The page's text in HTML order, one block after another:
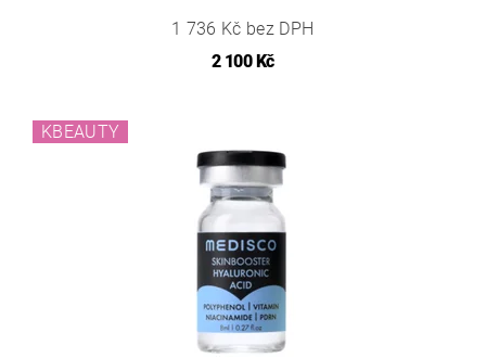
1 736 Kč bez DPH
2 100 Kč
KBEAUTY